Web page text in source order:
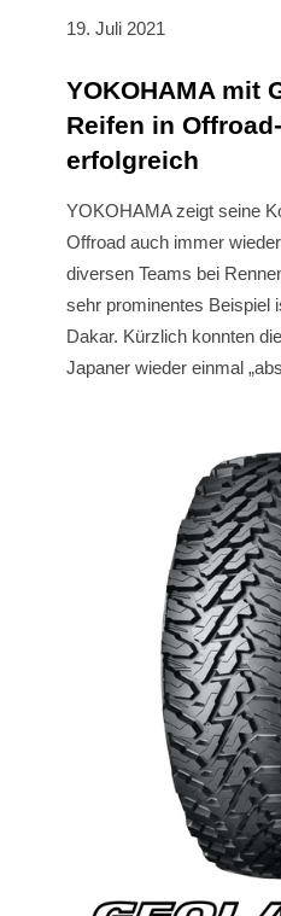
19. Juli 2021
YOKOHAMA mit
Reifen in
erfolgreich
YOKOHAMA zeigt seine
Offroad auch immer
diversen Teams bei
sehr prominentes Beispiel
Dakar. Kürzlich konnten
Japaner wieder einmal